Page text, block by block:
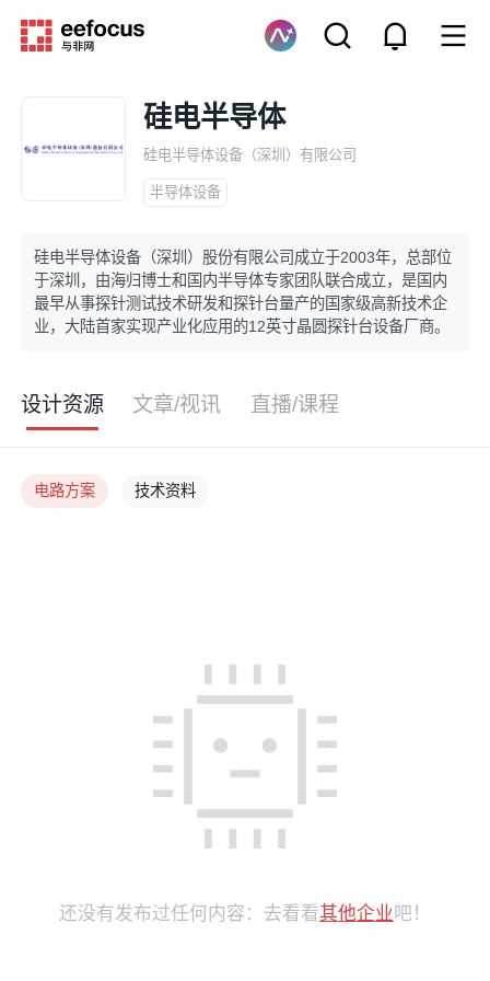
硅电半导体
硅电半导体设备（深圳）有限公司
半导体设备
硅电半导体设备（深圳）股份有限公司成立于2003年，总部位
于深圳，由海归博士和国内半导体专家团队联合成立，是国内
最早从事探针测试技术研发和探针台量产的国家级高新技术企
业，大陆首家实现产业化应用的12英寸晶圆探针台设备厂商。
设计资源 文章/视讯 直播/课程
电路方案 技术资料
还没有发布过任何内容：去看看其他企业吧！